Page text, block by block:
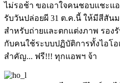
ไม่รอช้า ขอเอาใจคนชอบแชะแ
รับวันปล่อยผี 31 ต.ค.นี้ ให้มีสีสัน
สำหรับถ่ายและตกแต่งภาพ รอง
กับคนใช้ระบบปฏิบัติการทั้งไอโ
สำคัญ... ฟรี!!! ทุกแอพฯ จ้า